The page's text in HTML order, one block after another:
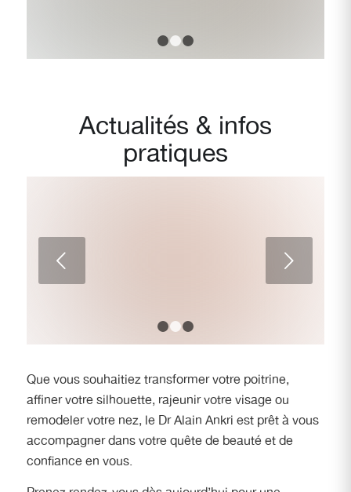
Actualités &infos
pratiques
Comment savoir si j’ai un problème
avec mes prothèses mammaires ?
Que vous souhaitiez transformer votre poitrine,
affiner votre silhouette, rajeunir votre visage ou
remodeler votre nez, le Dr Alain Ankri est prêt à vous
accompagner dans votre quête de beauté et de
confiance en vous.